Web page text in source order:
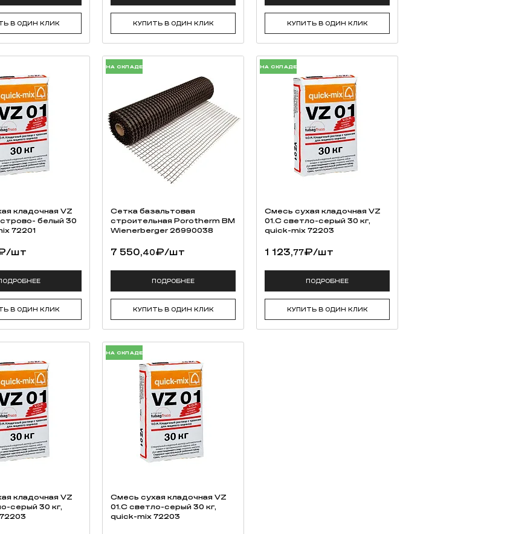
В ОДИН КЛИК КУПИТЬ В ОДИН КЛИК КУПИТЬ В ОДИН КЛИК
кладочная VZ
белый 30
72201
/шт
В ОДИН КЛИК
НА СКЛАДЕ
Сетка базальтовая
строительная Porotherm BM
Wienerberger 26990038
7 550,40₽/шт
ПОДРОБНЕЕ
КУПИТЬ В ОДИН КЛИК
НА СКЛАДЕ
Смесь cухая кладочная VZ
01.C светло-серый 30 кг,
quick-mix 72203
1 123,77₽/шт
ПОДРОБНЕЕ
КУПИТЬ В ОДИН КЛИК
кладочная VZ
серый 30 кг,
НА СКЛАДЕ
Смесь cухая кладочная VZ
01.C светло-серый 30 кг,
quick-mix 72203